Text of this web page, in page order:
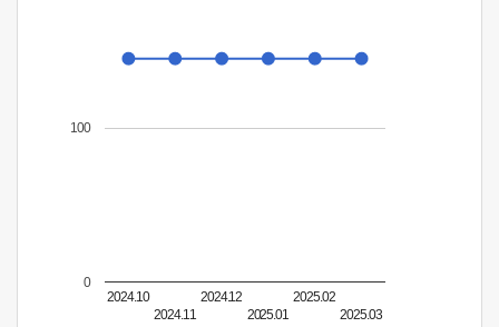
2024.10
2024.11
2024.12
2025.01
2025.02
2025.03
0
100